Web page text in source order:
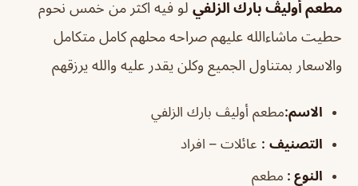
مطعم أوليڤ بارك الزلفي لو فيه اكثر من خمس نحوم
حطيت ماشاءالله عليهم صراحه محلهم كامل متكامل
والاسعار بمتناول الجميع وكلن يقدر عليه والله يرزقهم
الاسم:مطعم أوليڤ بارك الزلفي
التصنيف : عائلات – افراد
النوع : مطعم